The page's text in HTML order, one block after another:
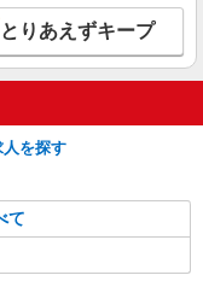
業務
円（資格・経験によ
とりあえずキープ
を探す
て